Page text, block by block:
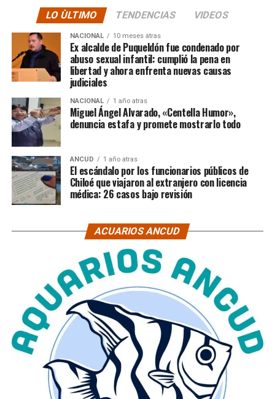
LO ÙLTIMO TENDENCIAS VIDEOS
NACIONAL 10 meses atras
Ex alcalde de Puqueldón fue condenado por
abuso sexual infantil: cumplió la pena en
libertad y ahora enfrenta nuevas causas
judiciales
NACIONAL 1 año atras
Miguel Ángel Alvarado, «Centella Humor»,
denuncia estafa y promete mostrarlo todo
ANCUD 1 año atras
El escándalo por los funcionarios públicos de
Chiloé que viajaron al extranjero con licencia
médica: 26 casos bajo revisión
ACUARIOS ANCUD